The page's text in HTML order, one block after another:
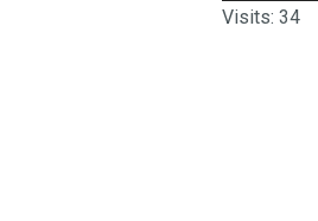
Visits: 34